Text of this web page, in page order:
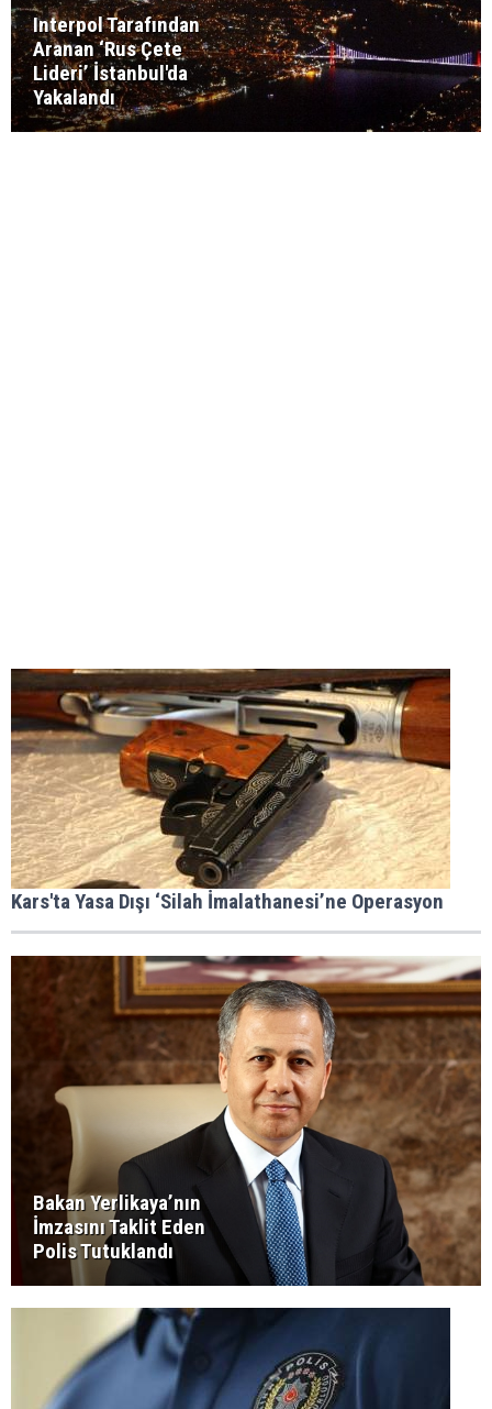
Interpol Tarafından
Aranan ‘Rus Çete
Lideri’ İstanbul'da
Yakalandı
Kars'ta Yasa Dışı ‘Silah İmalathanesi’ne Operasyon
Bakan Yerlikaya’nın
İmzasını Taklit Eden
Polis Tutuklandı